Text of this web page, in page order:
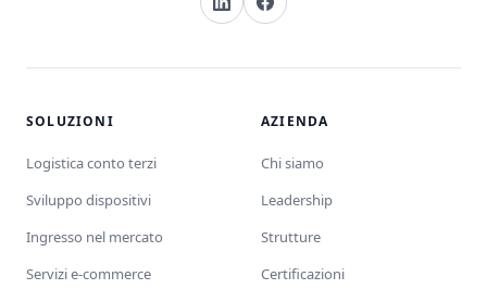
SOLUZIONI
Logistica conto terzi
Sviluppo dispositivi
Ingresso nel mercato
Servizi e-commerce
AZIENDA
Chi siamo
Leadership
Strutture
Certificazioni